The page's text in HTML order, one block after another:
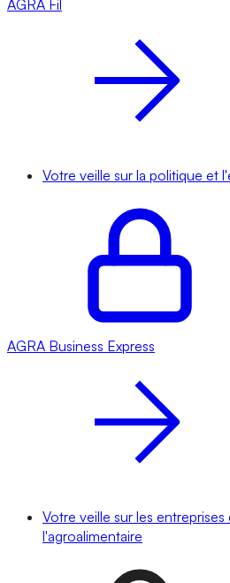
AGRA Fil
Votre veille sur la politique et
AGRA Business Express
Votre veille sur les
l'agroalimentaire